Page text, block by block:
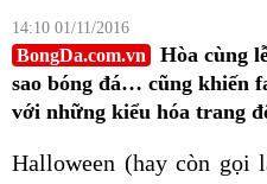
14:10 01/11/2016
BongDa.com.vn
Hòa cùng
sao bóng đá… cũng khiến
với những kiểu hóa trang
Halloween (hay còn gọi